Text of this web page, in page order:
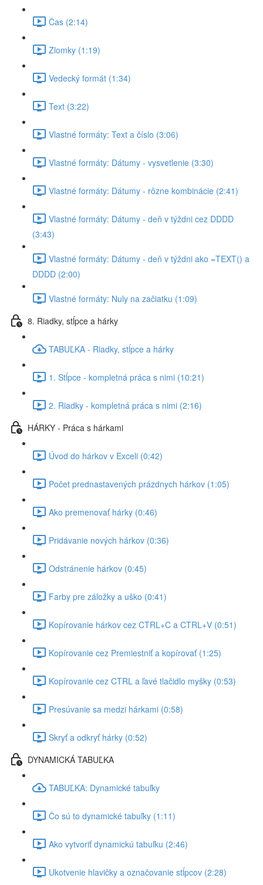
Čas (2:14)
Zlomky (1:19)
Vedecký formát (1:34)
Text (3:22)
Vlastné formáty: Text a číslo (3:06)
Vlastné formáty: Dátumy - vysvetlenie (3:30)
Vlastné formáty: Dátumy - rôzne kombinácie (2:41)
Vlastné formáty: Dátumy - deň v týždni cez DDDD
(3:43)
Vlastné formáty: Dátumy - deň v týždni ako =TEXT() a
DDDD (2:00)
Vlastné formáty: Nuly na začiatku (1:09)
8. Riadky, stĺpce a hárky
TABUĽKA - Riadky, stĺpce a hárky
1. Stĺpce - kompletná práca s nimi (10:21)
2. Riadky - kompletná práca s nimi (2:16)
HÁRKY - Práca s hárkami
Úvod do hárkov v Exceli (0:42)
Počet prednastavených prázdnych hárkov (1:05)
Ako premenovať hárky (0:46)
Pridávanie nových hárkov (0:36)
Odstránenie hárkov (0:45)
Farby pre záložky a uško (0:41)
Kopírovanie hárkov cez CTRL+C a CTRL+V (0:51)
Kopírovanie cez Premiestniť a kopírovať (1:25)
Kopírovanie cez CTRL a ľavé tlačidlo myšky (0:53)
Presúvanie sa medzi hárkami (0:58)
Skryť a odkryť hárky (0:52)
DYNAMICKÁ TABUĽKA
TABUĽKA: Dynamické tabuľky
Čo sú to dynamické tabuľky (1:11)
Ako vytvoriť dynamickú tabuľku (2:46)
Ukotvenie hlavičky a označovanie stĺpcov (2:28)